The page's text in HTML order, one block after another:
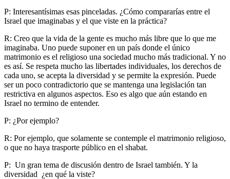
P: Interesantísimas esas pinceladas. ¿Cómo compararías entre el
Israel que imaginabas y el que viste en la práctica?
R: Creo que la vida de la gente es mucho más libre que lo que me
imaginaba. Uno puede suponer en un país donde el único
matrimonio es el religioso una sociedad mucho más tradicional. Y no
es así. Se respeta mucho las libertades individuales, los derechos de
cada uno, se acepta la diversidad y se permite la expresión. Puede
ser un poco contradictorio que se mantenga una legislación tan
restrictiva en algunos aspectos. Eso es algo que aún estando en
Israel no termino de entender.
P: ¿Por ejemplo?
R: Por ejemplo, que solamente se contemple el matrimonio religioso,
o que no haya trasporte público en el shabat.
P: Un gran tema de discusión dentro de Israel también. Y la
diversidad ¿en qué la viste?